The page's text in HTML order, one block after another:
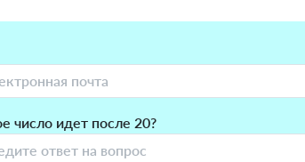
число идет после 20?